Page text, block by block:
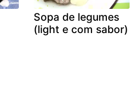
Sopa de legumes
(light e com sabor)